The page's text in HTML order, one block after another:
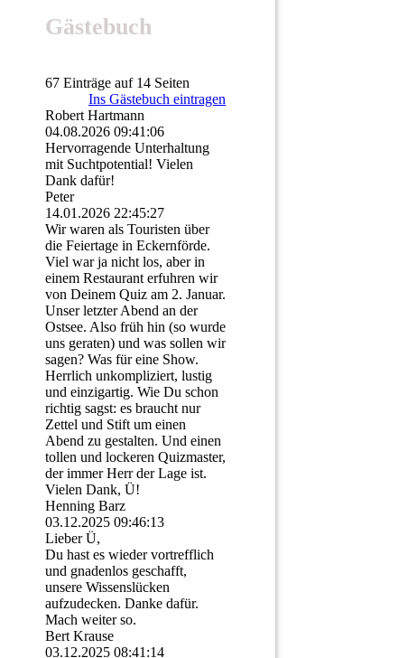
Gästebuch
67 Einträge auf 14 Seiten
Ins Gästebuch eintragen
Robert Hartmann
04.08.2026 09:41:06
Hervorragende Unterhaltung
mit Suchtpotential! Vielen
Dank dafür!
Peter
14.01.2026 22:45:27
Wir waren als Touristen über
die Feiertage in Eckernförde.
Viel war ja nicht los, aber in
einem Restaurant erfuhren wir
von Deinem Quiz am 2. Januar.
Unser letzter Abend an der
Ostsee. Also früh hin (so wurde
uns geraten) und was sollen wir
sagen? Was für eine Show.
Herrlich unkompliziert, lustig
und einzigartig. Wie Du schon
richtig sagst: es braucht nur
Zettel und Stift um einen
Abend zu gestalten. Und einen
tollen und lockeren Quizmaster,
der immer Herr der Lage ist.
Vielen Dank, Ü!
Henning Barz
03.12.2025 09:46:13
Lieber Ü,
Du hast es wieder vortrefflich
und gnadenlos geschafft,
unsere Wissenslücken
aufzudecken. Danke dafür.
Mach weiter so.
Bert Krause
03.12.2025 08:41:14